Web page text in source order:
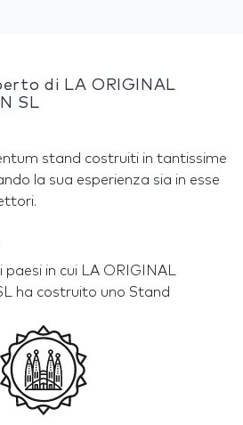
di LA ORIGINAL
SL
stand costruiti in tantissime
la sua esperienza sia in esse
in cui LA ORIGINAL
ha costruito uno Stand